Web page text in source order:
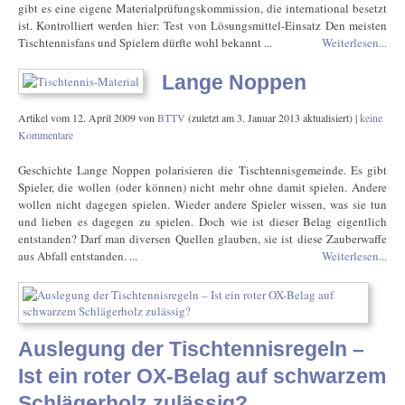
gibt es eine eigene Materialprüfungskommission, die international besetzt
ist. Kontrolliert werden hier: Test von Lösungsmittel-Einsatz Den meisten
Tischtennisfans und Spielern dürfte wohl bekannt ...
Weiterlesen...
Lange Noppen
Artikel vom 12. April 2009vonBTTV (zuletzt am3. Januar 2013 aktualisiert) |keine
Kommentare
Geschichte Lange Noppen polarisieren die Tischtennisgemeinde. Es gibt
Spieler, die wollen (oder können) nicht mehr ohne damit spielen. Andere
wollen nicht dagegen spielen. Wieder andere Spieler wissen, was sie tun
und lieben es dagegen zu spielen. Doch wie ist dieser Belag eigentlich
entstanden? Darf man diversen Quellen glauben, sie ist diese Zauberwaffe
aus Abfall entstanden. ...
Weiterlesen...
Auslegung der Tischtennisregeln –
Ist ein roter OX-Belag auf schwarzem